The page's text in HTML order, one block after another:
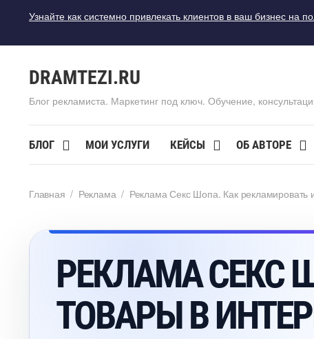
Узнайте как системно привлекать клиентов в ваш бизнес на
DRAMTEZI.RU
Блог рекламиста. Маркетинг под ключ. Обучение,
БЛОГ МОИ УСЛУГИ КЕЙСЫ ОБ АВТОРЕ
Главная / Реклама/ Реклама Секс Шопа. Как рекламировать
РЕКЛАМА СЕКС
ТОВАРЫ В